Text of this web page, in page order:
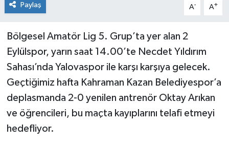
Paylaş A- A+
Bölgesel Amatör Lig 5. Grup’ta yer alan 2
Eylülspor, yarın saat 14.00’te Necdet Yıldırım
Sahası’nda Yalovaspor ile karşı karşıya gelecek.
Geçtiğimiz hafta Kahraman Kazan Belediyespor’a
deplasmanda 2-0 yenilen antrenör Oktay Arıkan
ve öğrencileri, bu maçta kayıplarını telafi etmeyi
hedefliyor.